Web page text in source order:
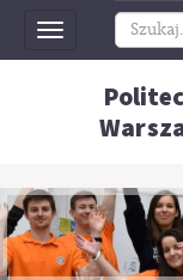
Toggle
navigation